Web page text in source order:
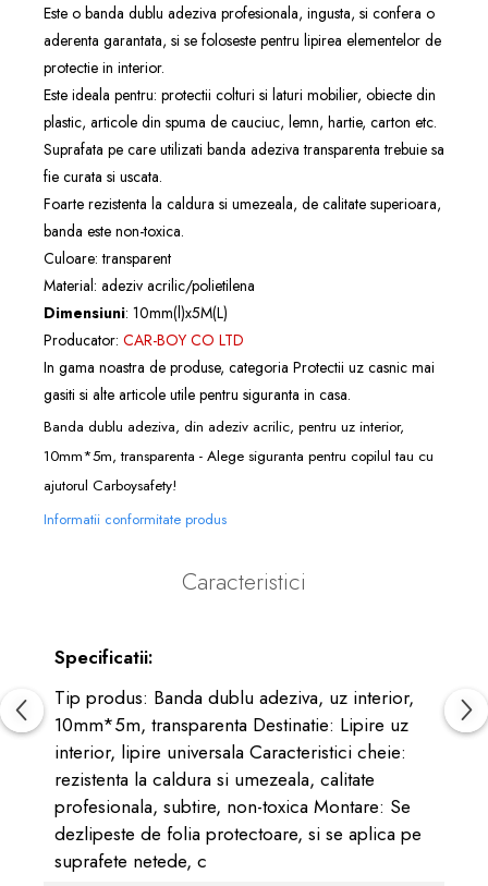
Este o banda dublu adeziva profesionala, ingusta, si confera o
aderenta garantata, si se foloseste pentru lipirea elementelor de
protectie in interior.
Este ideala pentru: protectii colturi si laturi mobilier, obiecte din
plastic, articole din spuma de cauciuc, lemn, hartie, carton etc.
Suprafata pe care utilizati banda adeziva transparenta trebuie sa
fie curata si uscata.
Foarte rezistenta la caldura si umezeala, de calitate superioara,
banda este non-toxica.
Culoare: transparent
Material: adeziv acrilic/polietilena
Dimensiuni: 10mm(l)x5M(L)
Producator: CAR-BOY CO LTD
In gama noastra de produse, categoria Protectii uz casnic mai
gasiti si alte articole utile pentru siguranta in casa.
Banda dublu adeziva, din adeziv acrilic, pentru uz interior,
10mm*5m, transparenta - Alege siguranta pentru copilul tau cu
ajutorul Carboysafety!
Informatii conformitate produs
Caracteristici
Specificatii:
Tip produs: Banda dublu adeziva, uz interior,
10mm*5m, transparenta Destinatie: Lipire uz
interior, lipire universala Caracteristici cheie:
rezistenta la caldura si umezeala, calitate
profesionala, subtire, non-toxica Montare: Se
dezlipeste de folia protectoare, si se aplica pe
suprafete netede, c